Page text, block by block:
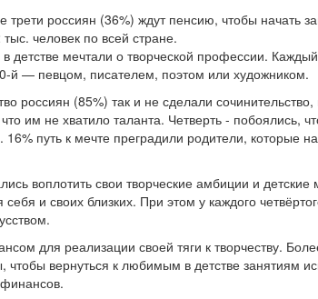
трети россиян (36%) ждут пенсию, чтобы начать
человек по всей стране.
детстве мечтали о творческой профессии.
— певцом, писателем, поэтом или художником.
россиян (85%) так и не сделали
им не хватило таланта. Четверть - побоялись,
путь к мечте преградили родители, которые
воплотить свои творческие амбиции и
и своих близких. При этом у каждого
для реализации своей тяги к творчеству.
вернуться к любимым в детстве занятиям